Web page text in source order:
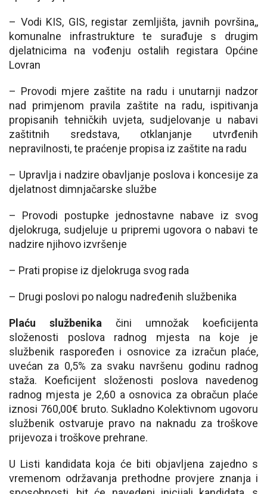
– Vodi KIS, GIS, registar zemljišta, javnih površina,,
komunalne infrastrukture te surađuje s drugim
djelatnicima na vođenju ostalih registara Općine
Lovran
– Provodi mjere zaštite na radu i unutarnji nadzor
nad primjenom pravila zaštite na radu, ispitivanja
propisanih tehničkih uvjeta, sudjelovanje u nabavi
zaštitnih sredstava, otklanjanje utvrđenih
nepravilnosti, te praćenje propisa iz zaštite na radu
– Upravlja i nadzire obavljanje poslova i koncesije za
djelatnost dimnjačarske službe
– Provodi postupke jednostavne nabave iz svog
djelokruga, sudjeluje u pripremi ugovora o nabavi te
nadzire njihovo izvršenje
– Prati propise iz djelokruga svog rada
– Drugi poslovi po nalogu nadređenih službenika
Plaću službenika čini umnožak koeficijenta
složenosti poslova radnog mjesta na koje je
službenik raspoređen i osnovice za izračun plaće,
uvećan za 0,5% za svaku navršenu godinu radnog
staža. Koeficijent složenosti poslova navedenog
radnog mjesta je 2,60 a osnovica za obračun plaće
iznosi 760,00€ bruto. Sukladno Kolektivnom ugovoru
službenik ostvaruje pravo na naknadu za troškove
prijevoza i troškove prehrane.
U Listi kandidata koja će biti objavljena zajedno s
vremenom održavanja prethodne provjere znanja i